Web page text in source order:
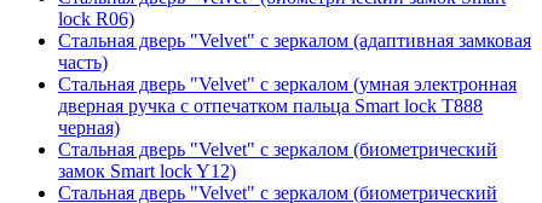
lock R06)
Стальная дверь "Velvet" с зеркалом (адаптивная замковая
часть)
Стальная дверь "Velvet" с зеркалом (умная электронная
дверная ручка с отпечатком пальца Smart lock T888
черная)
Стальная дверь "Velvet" с зеркалом (биометрический
замок Smart lock Y12)
Стальная дверь "Velvet" с зеркалом (биометрический